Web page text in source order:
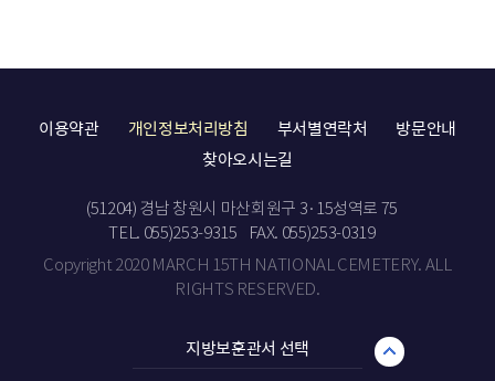
이용약관 개인정보처리방침 부서별연락처
방문안내
찾아오시는길
(51204) 경남 창원시 마산회원구 3·15성역로 75
TEL. 055)253-9315
FAX. 055)253-0319
Copyright 2020 MARCH 15TH NATIONAL CEMETERY. ALL
RIGHTS RESERVED.
지방보훈관서 선택